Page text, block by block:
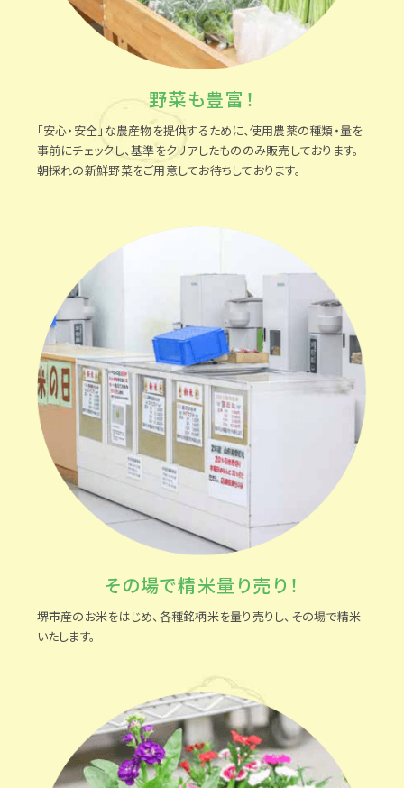
野菜も豊富！
「安心・安全」な農産物を提供するために、使用農薬の種類・量を
事前にチェックし、基準をクリアしたもののみ販売しております。
朝採れの新鮮野菜をご用意してお待ちしております。
その場で精米量り売り！
堺市産のお米をはじめ、各種銘柄米を量り売りし、その場で精米
いたします。